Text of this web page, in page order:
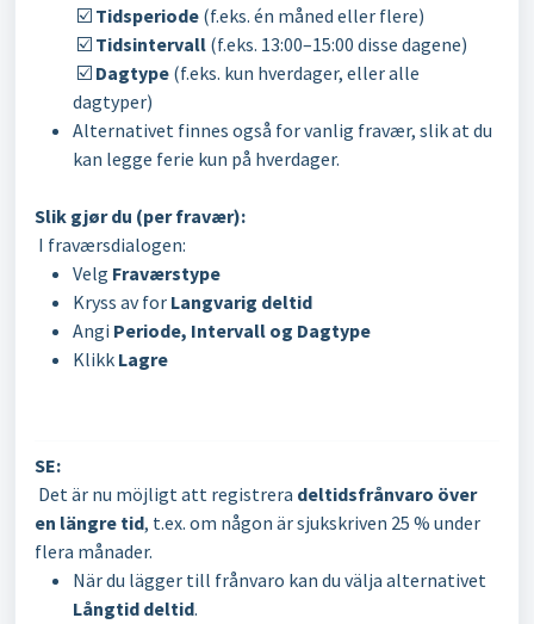
☑️ Tidsperiode (f.eks. én måned eller flere)
☑️ Tidsintervall (f.eks. 13:00–15:00 disse dagene)
☑️ Dagtype (f.eks. kun hverdager, eller alle
dagtyper)
Alternativet finnes også for vanlig fravær, slik at du
kan legge ferie kun på hverdager.
Slik gjør du (per fravær):
I fraværsdialogen:
Velg Fraværstype
Kryss av for Langvarig deltid
Angi Periode, Intervall og Dagtype
Klikk Lagre
SE:
Det är nu möjligt att registrera deltidsfrånvaro över
en längre tid, t.ex. om någon är sjukskriven 25 % under
flera månader.
När du lägger till frånvaro kan du välja alternativet
Långtid deltid.